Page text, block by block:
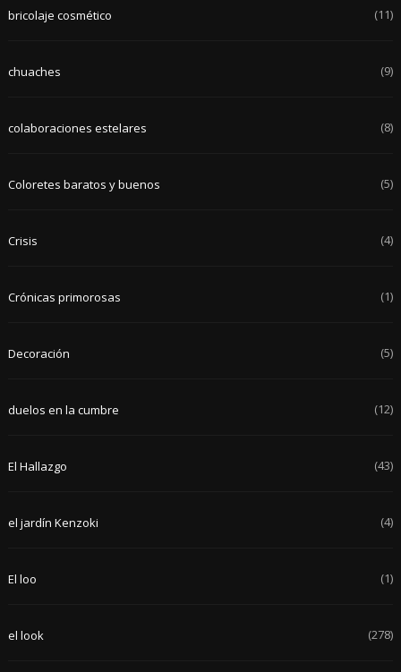
bricolaje cosmético (11)
chuaches (9)
colaboraciones estelares (8)
Coloretes baratos y buenos (5)
Crisis (4)
Crónicas primorosas (1)
Decoración (5)
duelos en la cumbre (12)
El Hallazgo (43)
el jardín Kenzoki (4)
El loo (1)
el look (278)